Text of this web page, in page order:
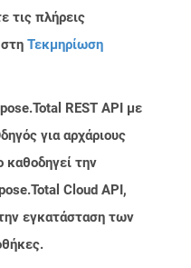
τις πλήρεις
Τεκμηρίωση
REST API με
για αρχάριους
καθοδηγεί την
Cloud API,
εγκατάσταση των